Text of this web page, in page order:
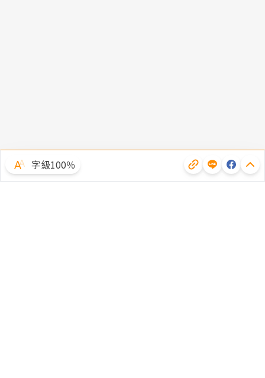
字級100％